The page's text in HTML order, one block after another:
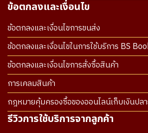
ข้อตกลงและเงื่อนไข
ข้อตกลงและเงื่อนไขการขนส่ง
ข้อตกลงและเงื่อนไขในการใช้บริการ BS
ข้อตกลงและเงื่อนไขการสั่งซื้อสินค้า
การเคลมสินค้า
กฎหมายคุ้มครองซื้อของออนไลน์เก็บเงินปล
รีวิวการใช้บริการจากลูกค้า